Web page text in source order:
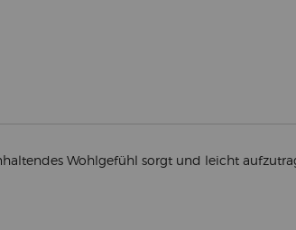
Wohlgefühl sorgt und leicht